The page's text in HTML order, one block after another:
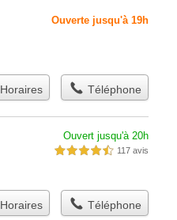
Ouverte jusqu'à 19h
Horaires Téléphone
Ouvert jusqu'à 20h
4,5 étoiles sur 5 117 avis
Horaires Téléphone